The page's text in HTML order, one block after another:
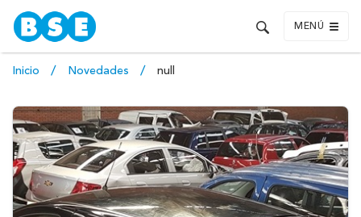
MENÚ
Inicio Novedades null